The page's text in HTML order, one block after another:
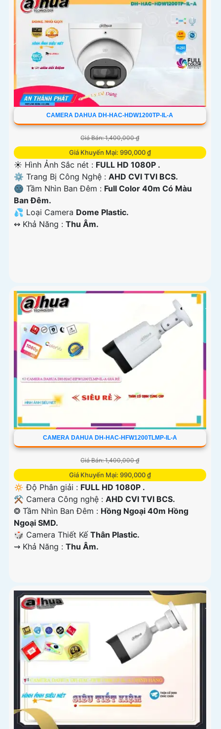
CAMERA DAHUA DH-HAC-HDW1200TP-IL-A
Giá Bán: 1,400,000 ₫
Giá Khuyến Mại: 990,000 ₫
☀️ Hình Ảnh Sắc nét : FULL HD 1080P .
⚙ Trang Bị Công Nghệ : AHD CVI TVI BCS.
🌚 Tầm Nhìn Ban Đêm : Full Color 40m Có Màu
Ban Đêm.
💦 Loại Camera Dome Plastic.
️↭ Khả Năng : Thu Âm.
CAMERA DAHUA DH-HAC-HFW1200TLMP-IL-A
Giá Bán: 1,400,000 ₫
Giá Khuyến Mại: 990,000 ₫
🔅 Độ Phân giải : FULL HD 1080P .
⚒ Camera Công nghệ : AHD CVI TVI BCS.
❂ Tầm Nhìn Ban Đêm : Hồng Ngoại 40m Hồng
Ngoại SMD.
🎲 Camera Thiết Kế Thân Plastic.
️⇝ Khả Năng : Thu Âm.